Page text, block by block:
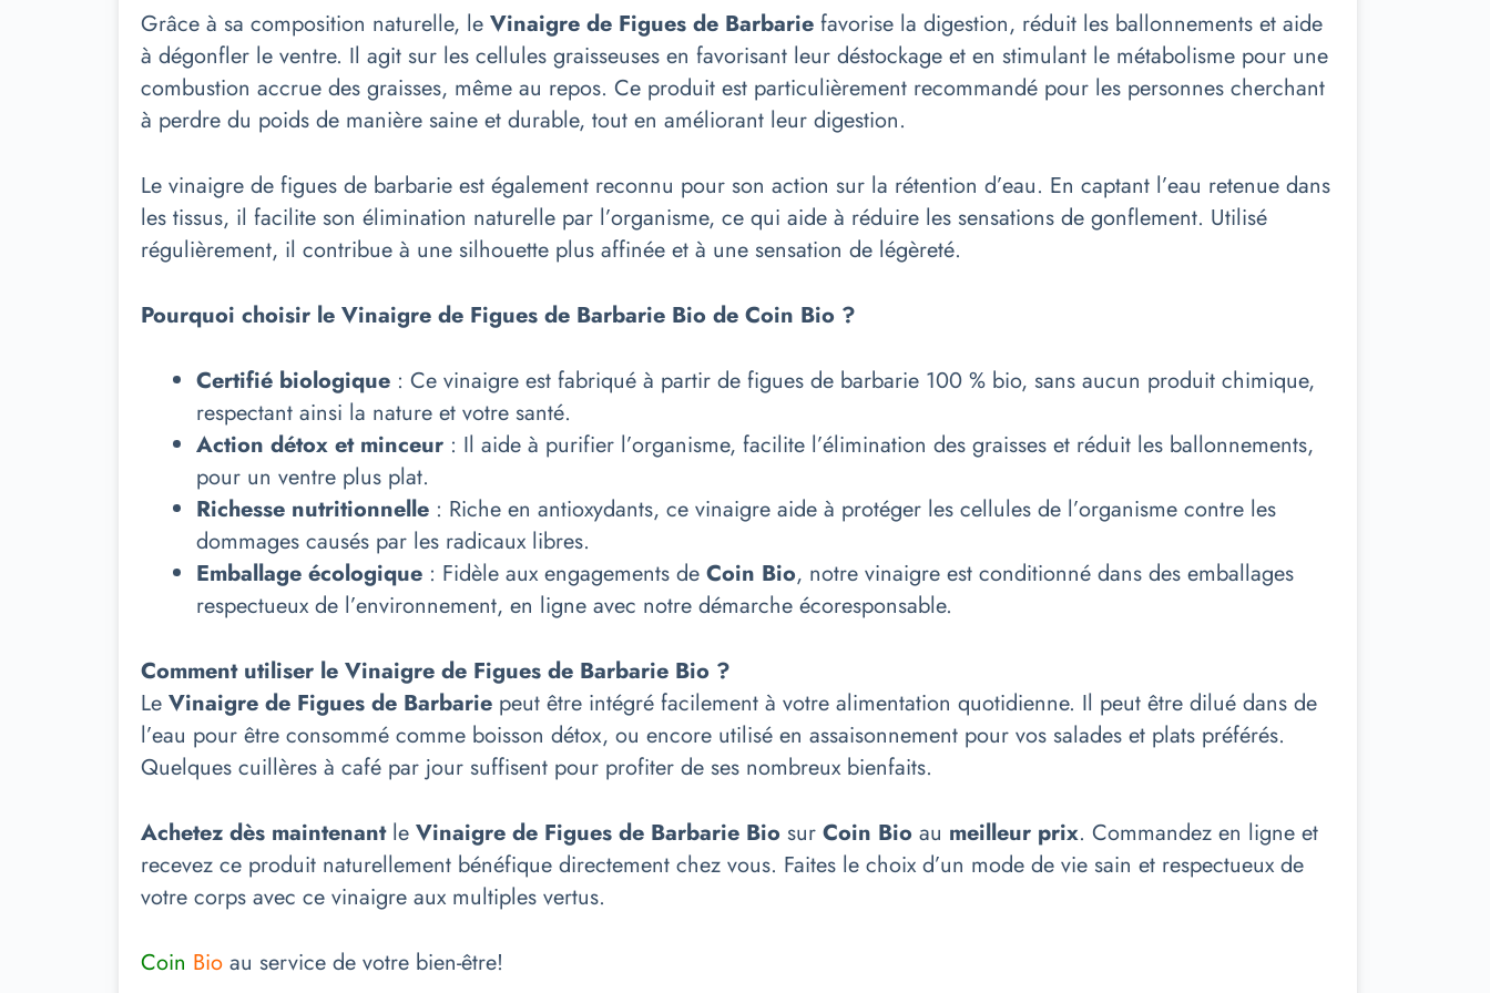
Grâce à sa composition naturelle, le Vinaigre de Figues de Barbarie favorise la digestion, réduit les ballonnements et aide
à dégonfler le ventre. Il agit sur les cellules graisseuses en favorisant leur déstockage et en stimulant le métabolisme pour une
combustion accrue des graisses, même au repos. Ce produit est particulièrement recommandé pour les personnes cherchant
à perdre du poids de manière saine et durable, tout en améliorant leur digestion.
Le vinaigre de figues de barbarie est également reconnu pour son action sur la rétention d’eau. En captant l’eau retenue dans
les tissus, il facilite son élimination naturelle par l’organisme, ce qui aide à réduire les sensations de gonflement. Utilisé
régulièrement, il contribue à une silhouette plus affinée et à une sensation de légèreté.
Pourquoi choisir le Vinaigre de Figues de Barbarie Bio de Coin Bio ?
Certifié biologique : Ce vinaigre est fabriqué à partir de figues de barbarie 100 % bio, sans aucun produit chimique,
respectant ainsi la nature et votre santé.
Action détox et minceur : Il aide à purifier l’organisme, facilite l’élimination des graisses et réduit les ballonnements,
pour un ventre plus plat.
Richesse nutritionnelle : Riche en antioxydants, ce vinaigre aide à protéger les cellules de l’organisme contre les
dommages causés par les radicaux libres.
Emballage écologique : Fidèle aux engagements de Coin Bio, notre vinaigre est conditionné dans des emballages
respectueux de l’environnement, en ligne avec notre démarche écoresponsable.
Comment utiliser le Vinaigre de Figues de Barbarie Bio ?
Le Vinaigre de Figues de Barbarie peut être intégré facilement à votre alimentation quotidienne. Il peut être dilué dans de
l’eau pour être consommé comme boisson détox, ou encore utilisé en assaisonnement pour vos salades et plats préférés.
Quelques cuillères à café par jour suffisent pour profiter de ses nombreux bienfaits.
Achetez dès maintenantle Vinaigre de Figues de Barbarie Bio sur Coin Bio au meilleur prix. Commandez en ligne et
recevez ce produit naturellement bénéfique directement chez vous. Faites le choix d’un mode de vie sain et respectueux de
votre corps avec ce vinaigre aux multiples vertus.
Coin Bio au service de votre bien-être!